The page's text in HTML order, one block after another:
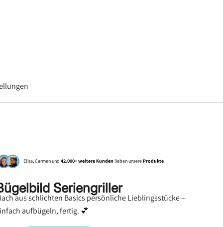
Elisa, Carmen und42.000+ weitere Kunden lieben unsereProdukte
Seriengriller
aus schlichten Basics persönliche Lieblingsstücke –
aufbügeln, fertig. 💕